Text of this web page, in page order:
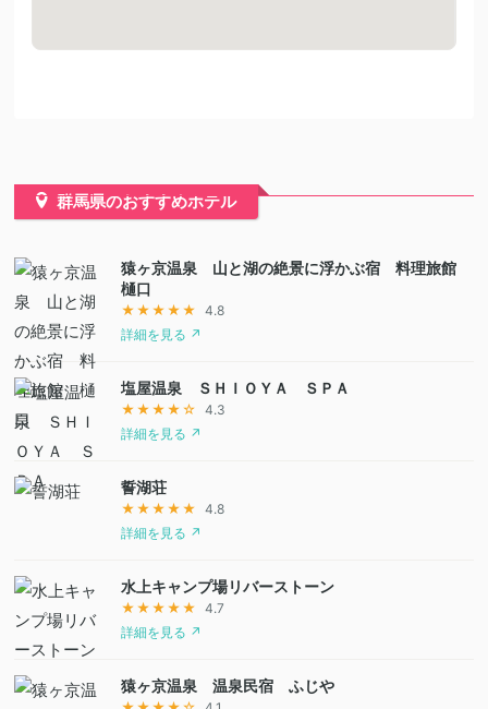
群馬県のおすすめホテル
猿ヶ京温泉 山と湖の絶景に浮かぶ宿 料理旅館
樋口
★★★★★
4.8
詳細を見る ↗
塩屋温泉 ＳＨＩＯＹＡ ＳＰＡ
★★★★☆
4.3
詳細を見る ↗
誓湖荘
★★★★★
4.8
詳細を見る ↗
水上キャンプ場リバーストーン
★★★★★
4.7
詳細を見る ↗
猿ヶ京温泉 温泉民宿 ふじや